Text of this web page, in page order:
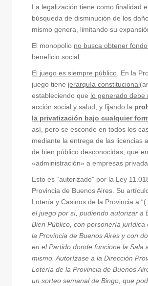
La legalización tiene como finalidad
búsqueda de disminución de los
mismo genera, limitando su
El monopolio no busca obtener
beneficio social
El juego es siempre público . En la
juego tiene jerarquía constitucional
estableciendo que lo generado debe
acción social y salud, y fijando la
la privatización bajo cualquier
así, pero se esconde en todos los
mediante la entrega de las licencias
de bien público desconocidas, que
«administración» a empresas
Esto es “autorizado” por la Ley
Provincia de Buenos Aires. Su
Lotería y Casinos de la Provincia a
el juego por sí, pudiendo autorizar a
Bien Público, con personería jurídica
la Provincia de Buenos Aires y con
en el Partido donde funcione la Sala
mismo. Autorízase a la Dirección
Lotería de la Provincia de Buenos
un sorteo semanal de Bingo, que